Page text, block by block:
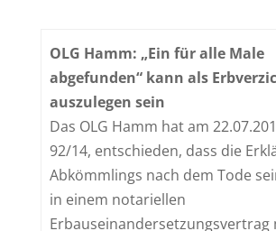
OLG Hamm: „Ein für alle Male
abgefunden“ kann als
auszulegen sein
Das OLG Hamm hat am
92/14, entschieden, dass die
Abkömmlings nach dem Tode
in einem notariellen
Erbauseinandersetzungsvertrag